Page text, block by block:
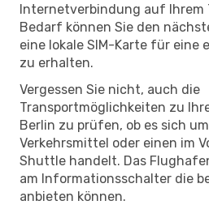
Internetverbindung auf Ihrem
Bedarf können Sie den
eine lokale SIM-Karte für eine
zu erhalten.
Vergessen Sie nicht, auch die
Transportmöglichkeiten zu
Berlin zu prüfen, ob es sich
Verkehrsmittel oder einen im
Shuttle handelt. Das
am Informationsschalter die
anbieten können.